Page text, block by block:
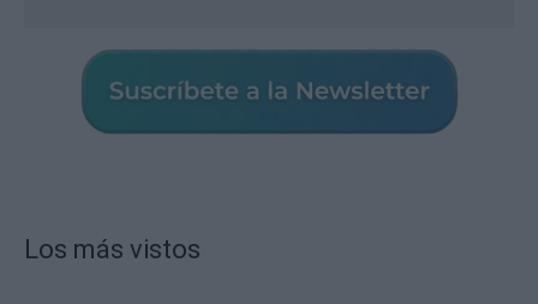
Los más vistos